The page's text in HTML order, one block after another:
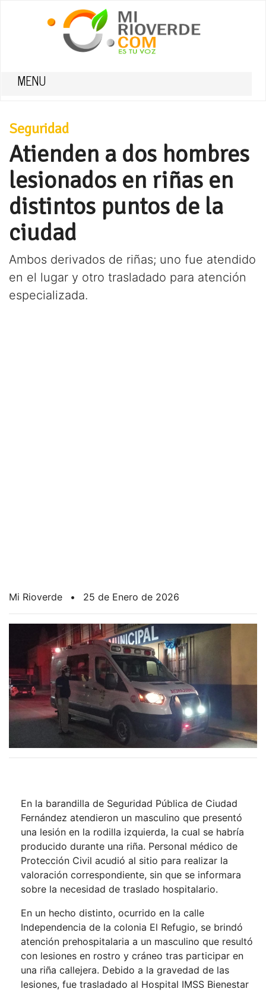
MENU
Seguridad
Atienden a dos hombres
lesionados en riñas en
distintos puntos de la
ciudad
Ambos derivados de riñas; uno fue atendido
en el lugar y otro trasladado para atención
especializada.
Mi Rioverde • 25 de Enero de 2026
En la barandilla de Seguridad Pública de Ciudad
Fernández atendieron un masculino que presentó
una lesión en la rodilla izquierda, la cual se habría
producido durante una riña. Personal médico de
Protección Civil acudió al sitio para realizar la
valoración correspondiente, sin que se informara
sobre la necesidad de traslado hospitalario.
En un hecho distinto, ocurrido en la calle
Independencia de la colonia El Refugio, se brindó
atención prehospitalaria a un masculino que resultó
con lesiones en rostro y cráneo tras participar en
una riña callejera. Debido a la gravedad de las
lesiones, fue trasladado al Hospital IMSS Bienestar